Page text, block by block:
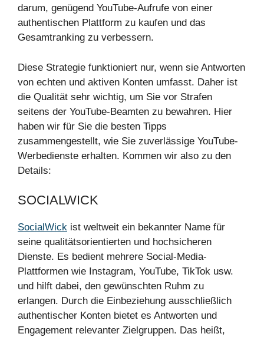
darum, genügend YouTube-Aufrufe von einer
authentischen Plattform zu kaufen und das
Gesamtranking zu verbessern.
Diese Strategie funktioniert nur, wenn sie Antworten
von echten und aktiven Konten umfasst. Daher ist
die Qualität sehr wichtig, um Sie vor Strafen
seitens der YouTube-Beamten zu bewahren. Hier
haben wir für Sie die besten Tipps
zusammengestellt, wie Sie zuverlässige YouTube-
Werbedienste erhalten. Kommen wir also zu den
Details:
SOCIALWICK
SocialWick ist weltweit ein bekannter Name für
seine qualitätsorientierten und hochsicheren
Dienste. Es bedient mehrere Social-Media-
Plattformen wie Instagram, YouTube, TikTok usw.
und hilft dabei, den gewünschten Ruhm zu
erlangen. Durch die Einbeziehung ausschließlich
authentischer Konten bietet es Antworten und
Engagement relevanter Zielgruppen. Das heißt,